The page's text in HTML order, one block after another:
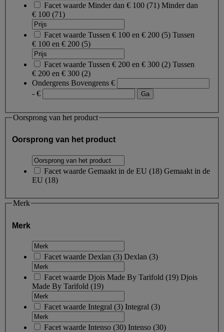
Facet waarde Minder dan € 100 (71) Minder dan
€ 100 (71)
Facet waarde Tussen € 100 en € 200 (5) Tussen
€ 100 en € 200 (5)
Facet waarde Tussen € 200 en € 300 (2) Tussen
€ 200 en € 300 (2)
Ondergrens Bovengrens €
- €
Oorsprong van het product
Oorsprong van het product
Facet waarde Gemaakt in de EU (18) Gemaakt in de
EU (18)
Merk
Merk
Facet waarde Dexlan (3) Dexlan (3)
Facet waarde Djois Made By Tarifold (19) Djois
Made By Tarifold (19)
Facet waarde Integral (3) Integral (3)
Facet waarde Intenso (30) Intenso (30)